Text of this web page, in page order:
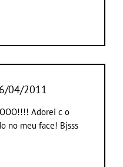
04/2011
Adorei c o
no meu face! Bjsss